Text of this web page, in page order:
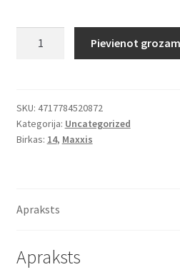
51N
(255/60-
14)
daudzums
Pievienot grozam
SKU: 4717784520872
Kategorija: Uncategorized
Birkas: 14, Maxxis
Apraksts
Apraksts